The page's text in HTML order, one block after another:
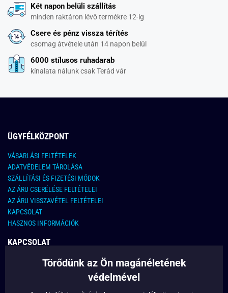
Két napon belüli szállítás
minden raktáron lévő termékre 12-ig
Csere és pénz vissza térítés
csomag átvétele után 14 napon belül
6000 stílusos ruhadarab
kínalata nálunk csak Terád vár
ÜGYFÉLKÖZPONT
VÁSARLÁSI FELTÉTELEK
ADATVÉDELEM TÁROLÁSA
SZÁLLÍTÁSI ÉS FIZETÉSI MÓDOK
AZ ÁRU CSERÉLÉSE FELTÉTELEI
AZ ÁRU VISSZAVÉTEL FELTÉTELEI
KAPCSOLAT
HASZNOS INFORMÁCIÓK
KAPCSOLAT
E-MAIL CÍM:
FONTOS INFORMÁCIÓK
Törődünk az Ön magánéletének
védelmével